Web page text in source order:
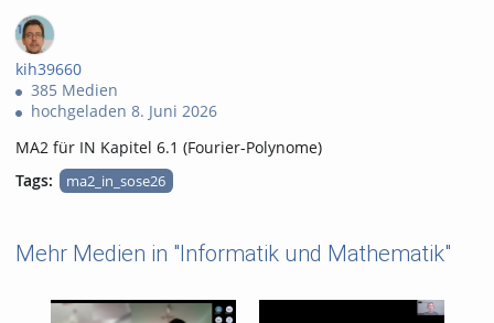
views
favorites
kih39660
385 Medien
hochgeladen 8. Juni 2026
MA2 für IN Kapitel 6.1 (Fourier-Polynome)
Tags:
ma2_in_sose26
Mehr Medien in "Informatik und Mathematik"